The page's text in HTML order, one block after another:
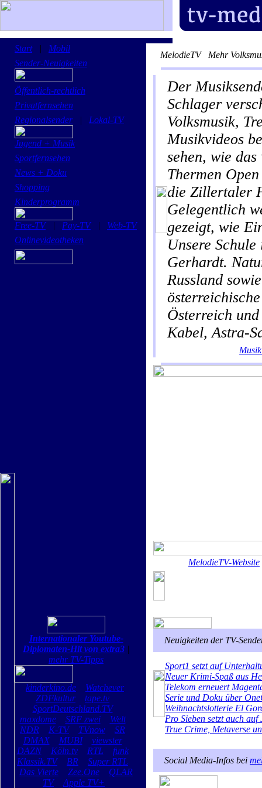
Start| Mobil
Sender-Neuigkeiten
Öffentlich-rechtlich
Privatfernsehen
Regionalsender| Lokal-TV
Jugend + Musik
Sportfernsehen
News + Doku
Shopping
Kinderprogramm
Free-TV| Pay-TV| Web-TV
Onlinevideotheken
Internationaler Youtube-
Diplomaten-Hit von extra3 |
mehr TV-Tipps
kinderkino.de
Watchever
ZDFkultur
tape.tv
SportDeutschland.TV
maxdome
SRF zwei
Welt
NDR
K-TV TVnow
SR
DMAX
MUBI
viewster
DAZN
Köln.tv RTL
funk
Klassik.TV
BR
Super RTL
Das Vierte
Zee.One
QLAR
TV
Apple TV+
MelodieTV Mehr
Der
Schlager
Volksmusik,
Musikvideos
sehen, wie
Thermen
die Zillertaler
Gelegentlich
gezeigt, wie
Unsere
Gerhardt.
Russland
Österreich
Kabel, Astra-
MelodieTV-Website
Neuigkeiten der TV-
Sport1 setzt auf
Neuer Krimi-Spaß aus
Telekom erneuert
Serie und Doku über
Weihnachtslotterie El
Pro Sieben setzt auch auf
True Crime, Metaverse
Social Media-Infos bei